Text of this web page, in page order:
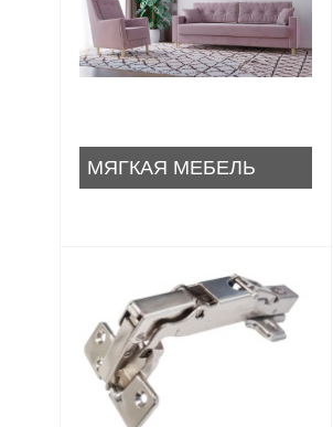
МЯГКАЯ МЕБЕЛЬ